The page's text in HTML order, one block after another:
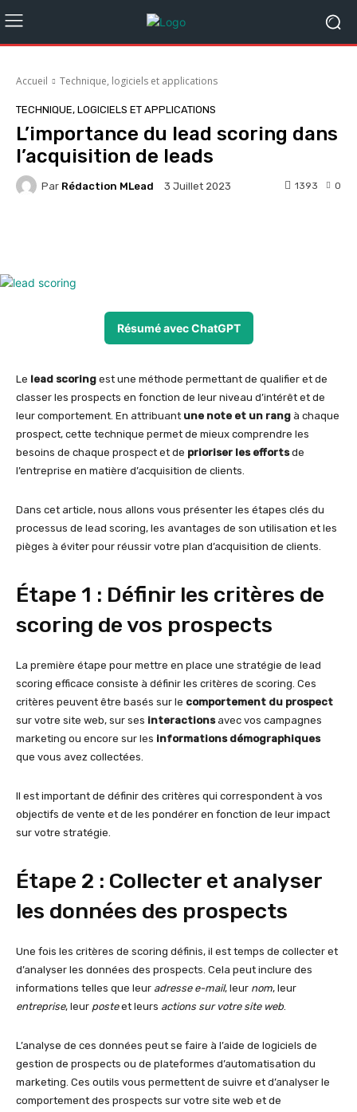
Accueil Technique, logiciels et applications
TECHNIQUE, LOGICIELS ET APPLICATIONS
L’importance du lead scoring dans
l’acquisition de leads
Par Rédaction MLead 3 Juillet 2023 0
1393
Résumé avec ChatGPT
Le lead scoring est une méthode permettant de qualifier et de
classer les prospects en fonction de leur niveau d’intérêt et de
leur comportement. En attribuant une note et un rang à chaque
prospect, cette technique permet de mieux comprendre les
besoins de chaque prospect et de prioriser les effortsde
l’entreprise en matière d’acquisition de clients.
Dans cet article, nous allons vous présenter les étapes clés du
processus de lead scoring, les avantages de son utilisation et les
pièges à éviter pour réussir votre plan d’acquisition de clients.
Étape 1 : Définir les critères de
scoring de vos prospects
La première étape pour mettre en place une stratégie de lead
scoring efficace consiste à définir les critères de scoring. Ces
critères peuvent être basés sur le comportement du prospect
sur votre site web, sur ses interactionsavec vos campagnes
marketing ou encore sur les informations démographiques
que vous avez collectées.
Il est important de définir des critères qui correspondent à vos
objectifs de vente et de les pondérer en fonction de leur impact
sur votre stratégie.
Étape 2 : Collecter et analyser
les données des prospects
Une fois les critères de scoring définis, il est temps de collecter et
d’analyser les données des prospects. Cela peut inclure des
informations telles que leur adresse e-mail, leur nom, leur
entreprise, leur posteet leurs actions sur votre site web.
L’analyse de ces données peut se faire à l’aide de logiciels de
gestion de prospects ou de plateformes d’automatisation du
marketing. Ces outils vous permettent de suivre et d’analyser le
comportement des prospects sur votre site web et de